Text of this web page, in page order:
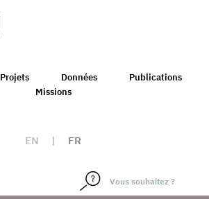
Projets Données
Publications
Missions
EN | FR